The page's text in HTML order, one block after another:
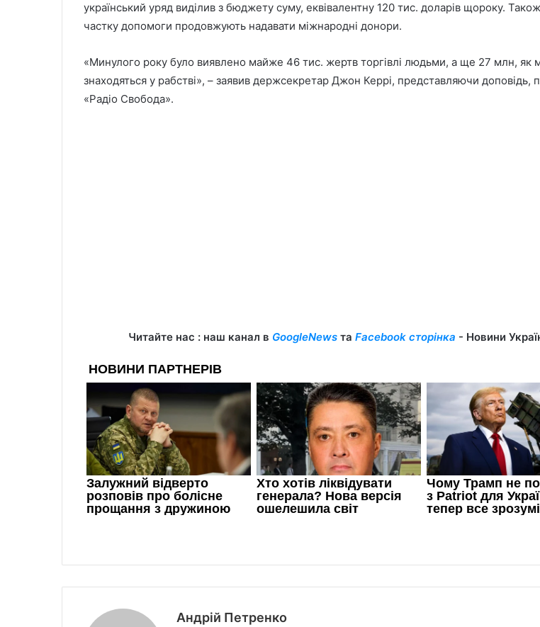
український уряд виділив з бюджету суму, еквівалентну 120 тис. доларів щороку.
частку допомоги продовжують надавати міжнародні донори.
«Минулого року було виявлено майже 46 тис. жертв торгівлі людьми, а ще 27 млн, як
знаходяться у рабстві», – заявив держсекретар Джон Керрі, представляючи доповідь,
«Радіо Свобода».
Читайте нас : наш канал в GoogleNewsта Facebook сторінка - Новини
Андрій Петренко